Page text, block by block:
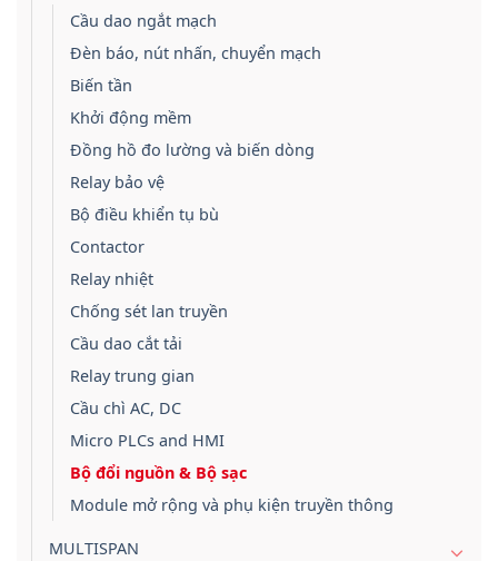
Cầu dao ngắt mạch
Đèn báo, nút nhấn, chuyển mạch
Biến tần
Khởi động mềm
Đồng hồ đo lường và biến dòng
Relay bảo vệ
Bộ điều khiển tụ bù
Contactor
Relay nhiệt
Chống sét lan truyền
Cầu dao cắt tải
Relay trung gian
Cầu chì AC, DC
Micro PLCs and HMI
Bộ đổi nguồn & Bộ sạc
Module mở rộng và phụ kiện truyền thông
MULTISPAN